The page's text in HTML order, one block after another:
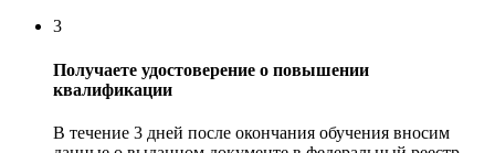
3
Получаете удостоверение о повышении
квалификации
В течение 3 дней после окончания обучения вносим